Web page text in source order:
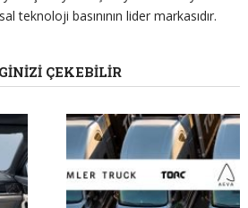
teknoloji basınının lider markasıdır.
ÇEKEBILIR